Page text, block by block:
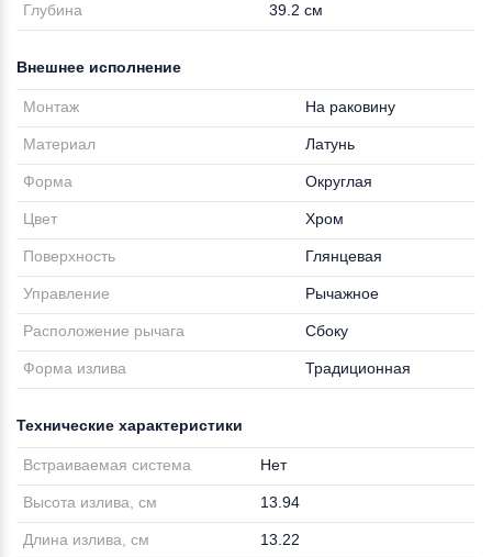
Глубина 39.2 см
Внешнее исполнение
Монтаж На раковину
Материал Латунь
Форма Округлая
Цвет Хром
Поверхность Глянцевая
Управление Рычажное
Расположение рычага Сбоку
Форма излива Традиционная
Технические характеристики
Встраиваемая система Нет
Высота излива, см 13.94
Длина излива, см 13.22